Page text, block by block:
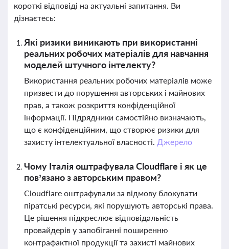
короткі відповіді на актуальні запитання. Ви
дізнаєтесь:
Які ризики виникають при використанні
реальних робочих матеріалів для навчання
моделей штучного інтелекту?
Використання реальних робочих матеріалів може
призвести до порушення авторських і майнових
прав, а також розкриття конфіденційної
інформації. Підрядники самостійно визначають,
що є конфіденційним, що створює ризики для
захисту інтелектуальної власності. Джерело
Чому Італія оштрафувала Cloudflare і як це
пов’язано з авторським правом?
Cloudflare оштрафували за відмову блокувати
піратські ресурси, які порушують авторські права.
Це рішення підкреслює відповідальність
провайдерів у запобіганні поширенню
контрафактної продукції та захисті майнових